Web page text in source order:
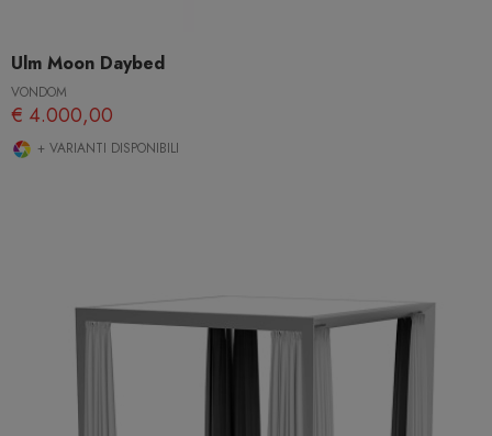
Ulm Moon Daybed
VONDOM
€ 4.000,00
+ VARIANTI DISPONIBILI